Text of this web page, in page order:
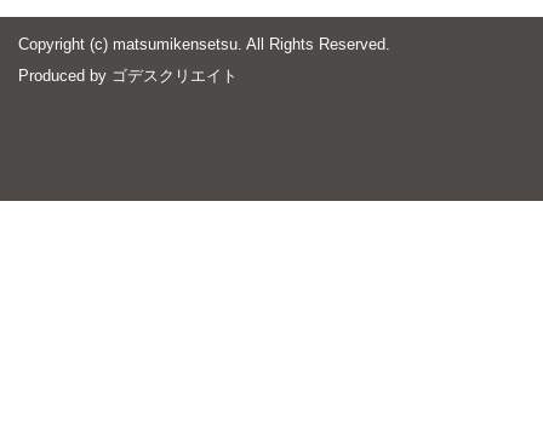
Copyright (c) matsumikensetsu. All Rights Reserved.
Produced by ゴデスクリエイト